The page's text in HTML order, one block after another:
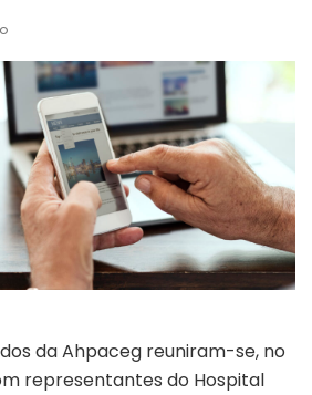
da Ahpaceg reuniram-se, no
representantes do Hospital